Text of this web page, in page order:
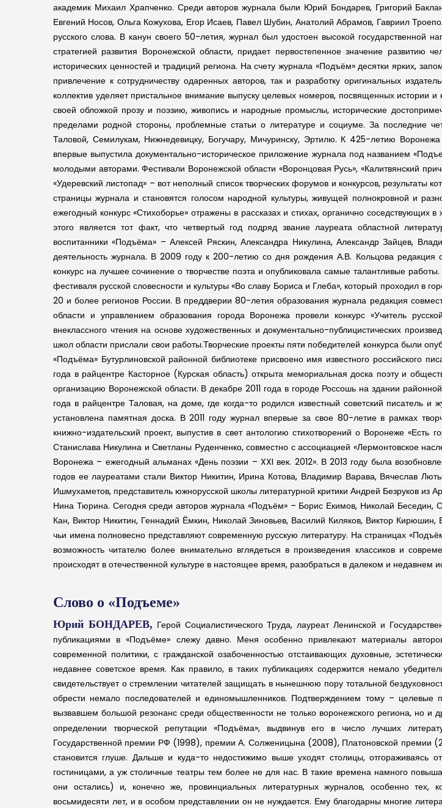
академик Михаил Храпченко. Среди авторов журнала были Юрий Бондарев, Григорий
Евгений Носов, Ольга Кожухова, Егор Исаев, Павел Шубин, Анатолий Абрамов, Гавриил
русского слова. В канун своего 50-летия, журнал был удостоен высокой государственной
стратегией развития Воронежской области, придает первостепенное значение развитию
исторических ценностей и традиций региона. На счету журнала «Подъём» десятки ярких,
привлечение к сотрудничеству одаренных авторов, так и разработку оригинальных
коллектив уделяет пристальное внимание выпуску целевых номеров, посвященных истории
своей обложкой прозу и поэзию, живопись и народные промыслы, исторические
пределами родной стороны, проблемные статьи о литературе и социуме. За последние
Таловой, Семилукам, Нижнедевицку, Богучару, Мичуринску, Эртилю. К 425-летию
впервые выпустила документально-историческое приложение журнала под названием
молодыми авторами. Фестивали Воронежской области «Воронцовая Русь», «Калитвянский
«Удеревский листопад» – вот неполный список творческих форумов и конкурсов,
страницы журнала и становятся голосом народной культуры, живущей полнокровной и
ежегодный конкурс «Стихоборье» отражены в рассказах и стихах, органично
этого является тот факт, что четвертый год подряд звание лауреата областной
воспитанники «Подъёма» – Алексей Ряскин, Александра Никулина, Александр Зайцев,
деятельность журнала. В 2009 году к 200-летию со дня рождения А.В. Кольцова редакция
конкурс на лучшее сочинение о творчестве поэта и опубликовала самые талантливые
фестиваля русской словесности и культуры «Во славу Бориса и Глеба», который проходил в
20 и более регионов России. В преддверии 80-летия образования журнала редакция
области и управлением образования города Воронежа провели конкурс «Учитель
внеклассного чтения на основе художественных и документально-публицистических
школ области прислали свои работы.Творческие проекты пяти победителей конкурса были
«Подъёма» Бутурлиновской районной библиотеке присвоено имя известного российского
года в райцентре Касторное (Курская область) открыта мемориальная доска поэту и
организацию Воронежской области. В декабре 2011 года в городе Россошь на здании
года в райцентре Таловая, на доме, где когда-то родился известный советский писатель
установлена памятная доска. В 2011 году журнал впервые за свое 80-летие в рамках
книжно-издательский проект, выпустив в свет антологию стихотворений о Воронеже
Станислава Никулина и Светланы Руденченко, совместно с ассоциацией «Лермонтовское
Воронежа – ежегодный альманах «День поэзии – XXI век. 2012». В 2013 году была
годов ее лауреатами стали Виктор Никитин, Ирина Котова, Владимир Варава, Вячеслав
Ишмухаметов, представитель южнорусской школы литературной критики Андрей Безруков из
Нина Тюрина. Сегодня среди авторов журнала «Подъём» – Борис Екимов, Николай
Кан, Виктор Никитин, Геннадий Ёмкин, Николай Зиновьев, Василий Киляков, Виктор
чьи имена полновесно представляют современную русскую литературу. На страницах
возможность читателю более внимательно вглядеться в произведения классиков и
происходят в отечественной культуре в настоящее время, разобраться в далеком и недавнем
Слово о «Подъеме»
Юрий БОНДАРЕВ, Герой Социалистического Труда, лауреат Ленинской и
публикациями в «Подъёме» слежу давно. Меня особенно привлекают материалы
современной политики, с гражданской озабоченностью отстаивающих духовные,
недавнее советское время. Как правило, в таких публикациях содержится немало
свидетельствует о стремлении читателей защищать в нынешнюю пору тотальной
обрести немало последователей и единомышленников. Подтверждением тому –
вызвавшем большой резонанс среди общественности не только воронежского региона, но и
определении творческой репутации «Подъёма», выдвинув его в число лучших
Государственной премии РФ (1998), премии А. Солженицына (2008), Платоновской премии
становится глуше. Дальше и куда-то недостижимо выше уходят столицы,
гостиницами, а уж столичные театры тем более не для нас. В такие времена намного
они остались) и, конечно же, провинциальных литературных журналов, особенно
восьмидесяти лет, и в особом представлении он не нуждается. Ему благодарны многие